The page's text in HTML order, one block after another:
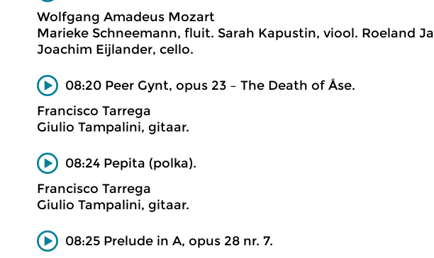
Wolfgang Amadeus Mozart
Marieke Schneemann, fluit. Sarah Kapustin, viool. Roeland
Joachim Eijlander, cello.
08:20 Peer Gynt, opus 23 – The Death of Åse.
Francisco Tarrega
Giulio Tampalini, gitaar.
08:24 Pepita (polka).
Francisco Tarrega
Giulio Tampalini, gitaar.
08:25 Prelude in A, opus 28 nr. 7.